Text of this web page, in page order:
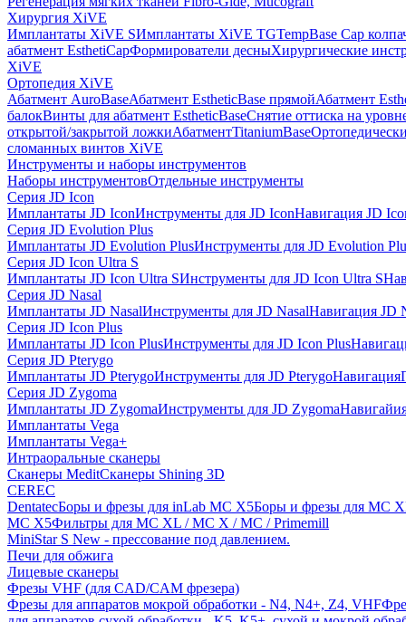
Хирургия XiVE
Имплантаты XiVE SИмплантаты XiVE TGTempBase Cap
абатмент EsthetiCapФормирователи десныХирургические
XiVE
Ортопедия XiVE
Абатмент AuroBaseАбатмент EstheticBase прямойАбатмент
балокВинты для абатмент EstheticBaseСнятие оттиска на
открытой/закрытой ложкиАбатментTitaniumBase
сломанных винтов XiVE
Инструменты и наборы инструментов
Наборы инструментовОтдельные инструменты
Серия JD Icon
Имплантаты JD IconИнструменты для JD IconНавигация JD
Серия JD Evolution Plus
Имплантаты JD Evolution PlusИнструменты для JD Evolution
Серия JD Icon Ultra S
Имплантаты JD Icon Ultra SИнструменты для JD Icon Ultra S
Серия JD Nasal
Имплантаты JD NasalИнструменты для JD NasalНавигация JD
Серия JD Icon Plus
Имплантаты JD Icon PlusИнструменты для JD Icon Plus
Серия JD Pterygo
Имплантаты JD PterygoИнструменты для JD PterygoНавигация
Серия JD Zygoma
Имплантаты JD ZygomaИнструменты для JD Zygoma
Имплантаты Vega
Имплантаты Vega+
Интраоральные сканеры
Сканеры MeditСканеры Shining 3D
CEREC
DentatecБоры и фрезы для inLab MC X5Боры и фрезы для MC
MC X5Фильтры для MC XL / MC X / MC / Primemill
MiniStar S New - прессование под давлением.
Печи для обжига
Лицевые сканеры
Фрезы VHF (для CAD/CAM фрезера)
Фрезы для аппаратов мокрой обработки - N4, N4+, Z4, VHF